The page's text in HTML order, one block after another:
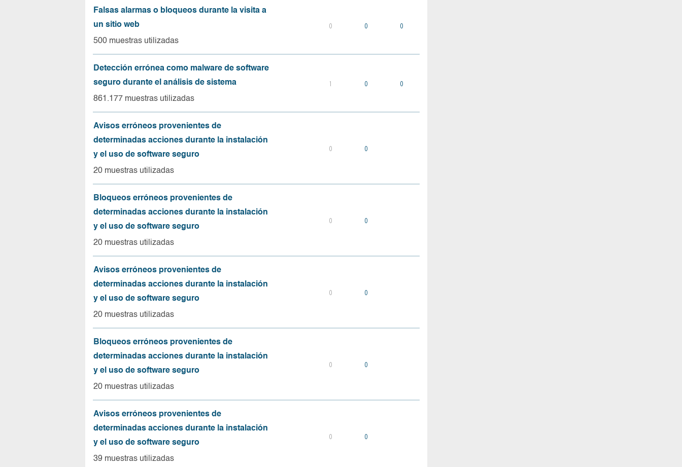
Falsas alarmas o bloqueos durante la visita a
un sitio web
500 muestras utilizadas
0 0 0
Detección errónea como malware de software
seguro durante el análisis de sistema
861.177 muestras utilizadas
1 0 0
Avisos erróneos provenientes de
determinadas acciones durante la instalación
y el uso de software seguro
20 muestras utilizadas
0 0
Bloqueos erróneos provenientes de
determinadas acciones durante la instalación
y el uso de software seguro
20 muestras utilizadas
0 0
Avisos erróneos provenientes de
determinadas acciones durante la instalación
y el uso de software seguro
20 muestras utilizadas
0 0
Bloqueos erróneos provenientes de
determinadas acciones durante la instalación
y el uso de software seguro
20 muestras utilizadas
0 0
Avisos erróneos provenientes de
determinadas acciones durante la instalación
y el uso de software seguro
39 muestras utilizadas
0 0